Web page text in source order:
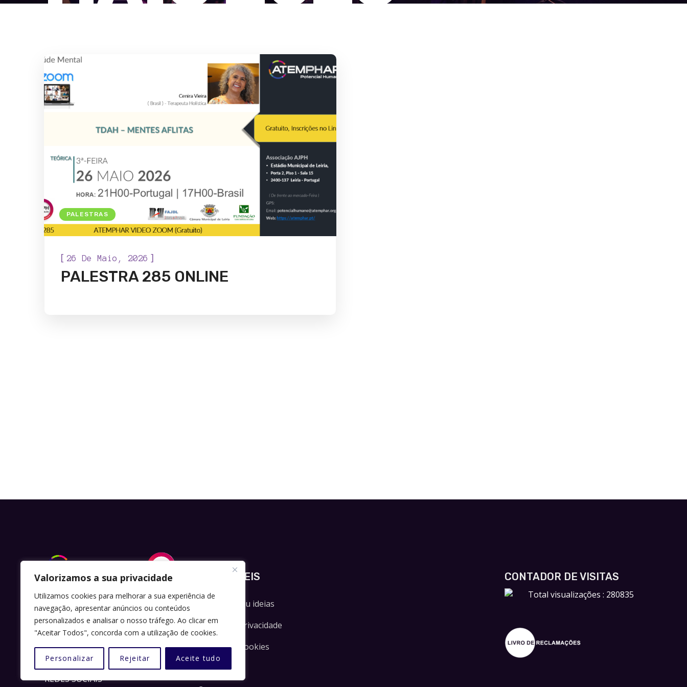
Valorizamos a sua privacidade
Utilizamos cookies para melhorar a sua experiência de
navegação, apresentar anúncios ou conteúdos
personalizados e analisar o nosso tráfego. Ao clicar em
"Aceitar Todos", concorda com a utilização de cookies.
Personalizar Rejeitar Aceite tudo
PALESTRAS
[ 26 De Maio, 2026 ]
PALESTRA 285 ONLINE
Somos uma Associação Juvenil sem fins
lucrativos denominada " Potencial
Humano " (AJPH ), constituída em Leiria
em 2017.
REDES SOCIAIS
LINKS ÚTEIS
Sugestões ou ideias
Política de Privacidade
Política de Cookies
Inscrições
CONTADOR DE VISITAS
Total visualizações : 280835